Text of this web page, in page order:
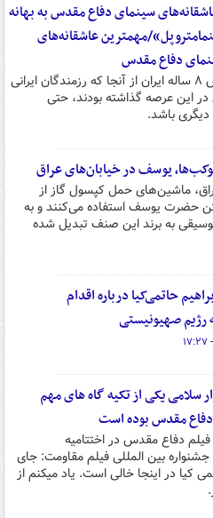
سینمای دفاع‌ مقدس به بهانه
مهمترین عاشقانه‌های
دفاع مقدس
دفاع‌ مقدس ۸ ساله ایران از آنجا که رزمندگان ایرانی
در این عرصه گذاشته بودند، حتی
باشد.
یوسف در خیابان‌های عراق
ماشین‌های حمل کپسول گاز از
حضرت یوسف استفاده می‌کنند و به
به برند این صنف تبدیل شده
حاتمی‌کیا درباره اقدام
رژیم صهیونیستی
سلامی یکی از تکیه گاه های مهم
دفاع مقدس بوده است
دفاع مقدس در اختتامیه
بین المللی فیلم مقاومت: جای
کیا در اینجا خالی است. یاد میکنم از